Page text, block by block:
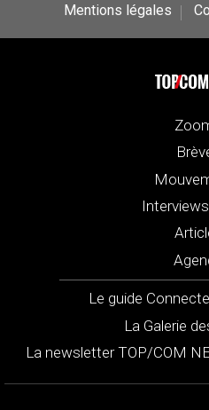
Mentions légales
Le guide
La Galerie
La newsletter TOP/COM